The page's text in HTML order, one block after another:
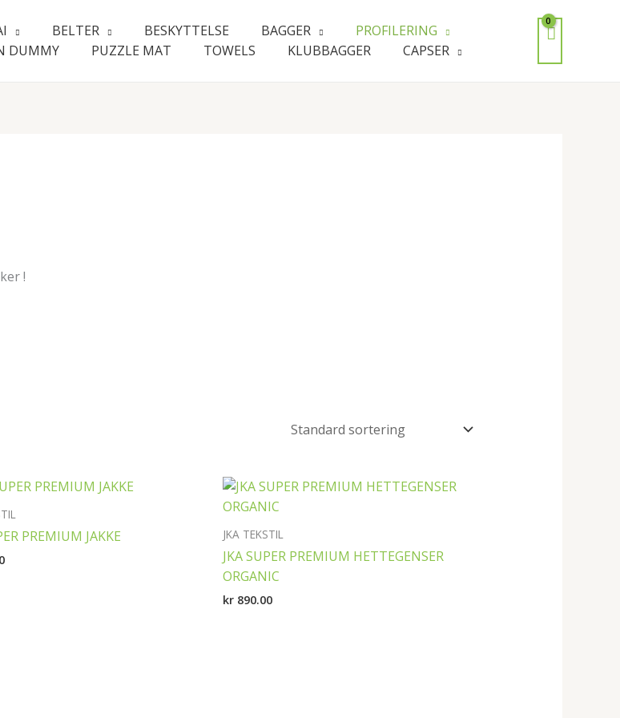
BELTER BESKYTTELSE BAGGER
PROFILERING
DUMMY PUZZLE MAT TOWELS KLUBBAGGER CAPSER
!
PREMIUM JAKKE JKA TEKSTIL
JKA SUPER PREMIUM HETTEGENSER
ORGANIC
kr 890.00